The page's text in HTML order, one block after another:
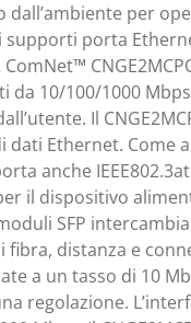
dall’ambiente per
supporti porta
da 10/100/1000
Il
dati Ethernet. Come
anche
il dispositivo
SFP
distanza e
a un tasso di 10
regolazione.